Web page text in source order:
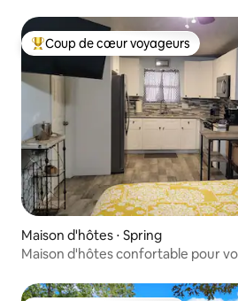
Coups de cœur voyageurs les plus
Coup de cœur voyageurs
Maison d'hôtes ⋅ Spring
Maison d'hôtes confortable pour